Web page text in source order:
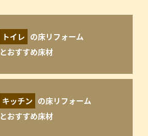
トイレ の床リフォーム
とおすすめ床材
キッチン の床リフォーム
とおすすめ床材